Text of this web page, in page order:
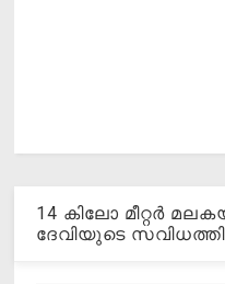
14 കിലോ മീറ്റര്‍
ദേവിയുടെ